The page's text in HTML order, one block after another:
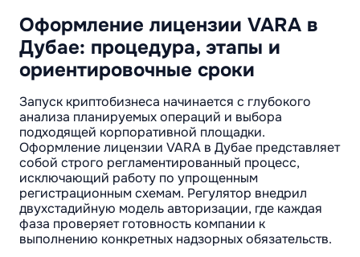
Оформление лицензии VARA в
Дубае: процедура, этапы и
ориентировочные сроки
Запуск криптобизнеса начинается с глубокого
анализа планируемых операций и выбора
подходящей корпоративной площадки.
Оформление лицензии VARA в Дубае представляет
собой строго регламентированный процесс,
исключающий работу по упрощенным
регистрационным схемам. Регулятор внедрил
двухстадийную модель авторизации, где каждая
фаза проверяет готовность компании к
выполнению конкретных надзорных обязательств.